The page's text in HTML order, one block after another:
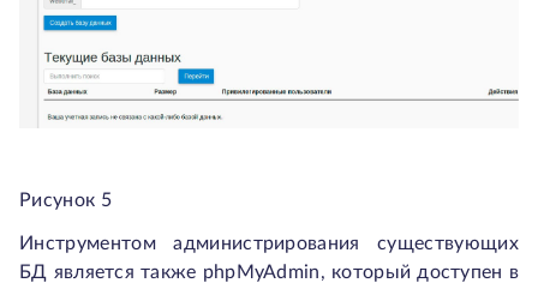
Рисунок 5
Инструментом администрирования существующих
БД является также phpMyAdmin, который доступен в